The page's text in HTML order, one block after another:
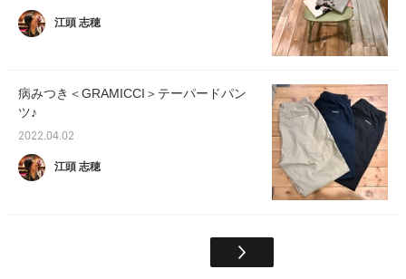
江頭 志穂
病みつき＜GRAMICCI＞テーパードパン
ツ♪
2022.04.02
江頭 志穂